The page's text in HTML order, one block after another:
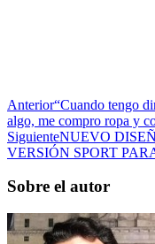
Anterior“Cuando tengo
algo, me compro ropa y
SiguienteNUEVO
VERSIÓN SPORT
Sobre el autor